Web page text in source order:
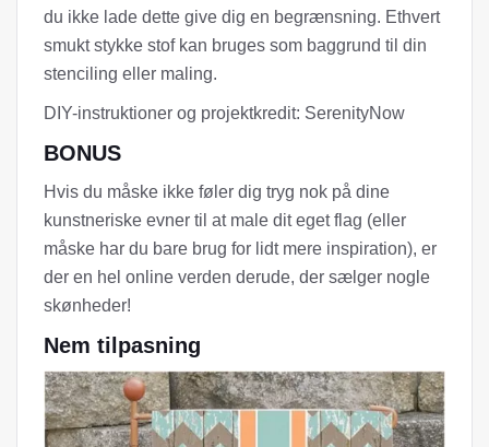
du ikke lade dette give dig en begrænsning. Ethvert
smukt stykke stof kan bruges som baggrund til din
stenciling eller maling.
DIY-instruktioner og projektkredit: SerenityNow
BONUS
Hvis du måske ikke føler dig tryg nok på dine
kunstneriske evner til at male dit eget flag (eller
måske har du bare brug for lidt mere inspiration), er
der en hel online verden derude, der sælger nogle
skønheder!
Nem tilpasning